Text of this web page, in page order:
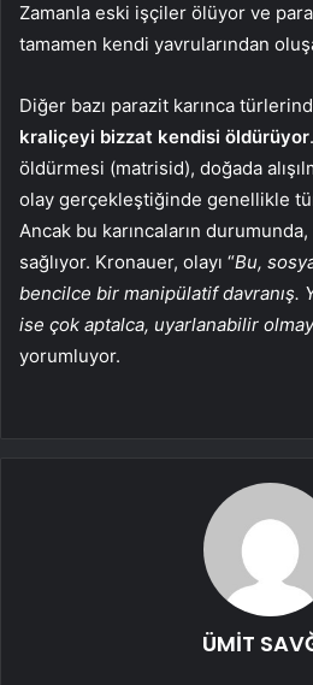
Zamanla eski işçiler ölüyor ve
tamamen kendi yavrularından
Diğer bazı parazit karınca
kraliçeyi bizzat kendisi öldürüyor
öldürmesi (matrisid), doğada
olay gerçekleştiğinde genellikle
Ancak bu karıncaların
sağlıyor. Kronauer, olayı “Bu,
bencilce bir manipülatif davranış.
ise çok aptalca, uyarlanabilir
yorumluyor.
ÜMİT